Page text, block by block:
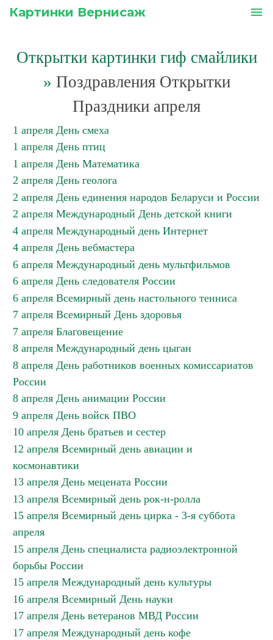
Картинки Вернисаж menu
Открытки картинки гиф смайлики
» Поздравления Открытки
Праздники апреля
1 апреля День смеха
1 апреля День птиц
1 апреля День Математика
2 апреля День геолога
2 апреля День единения народов Беларуси и России
2 апреля Международный День детской книги
4 апреля Международный день Интернет
4 апреля День вебмастера
6 апреля Международный день мультфильмов
6 апреля День следователя России
6 апреля Всемирный день настольного тенниса
7 апреля Всемирный День здоровья
7 апреля Благовещение
8 апреля Международный день цыган
8 апреля День работников военных комиссариатов
России
8 апреля День анимации России
9 апреля День войск ПВО
10 апреля День братьев и сестер
12 апреля Всемирный день авиации и
космонавтики
13 апреля День мецената России
13 апреля Всемирный день рок-н-ролла
15 апреля Всемирный день цирка - 3-я суббота
апреля
15 апреля День специалиста радиоэлектронной
борьбы России
15 апреля Международный день культуры
16 апреля Всемирный День науки
17 апреля День ветеранов МВД России
17 апреля Международный день кофе